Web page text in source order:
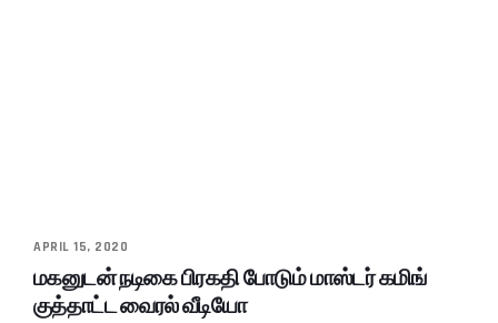
APRIL 15, 2020
மகனுடன் நடிகை பிரகதி போடும் மாஸ்டர் கமிங்
குத்தாட்ட வைரல் வீடியோ